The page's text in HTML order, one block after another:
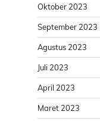
Oktober 2023
September 2023
Agustus 2023
Juli 2023
April 2023
Maret 2023